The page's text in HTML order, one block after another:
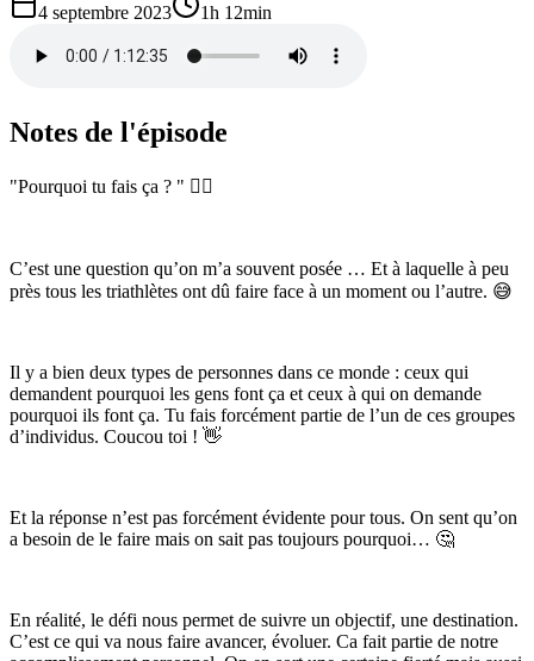
4 septembre 2023 1h 12min
Notes de l'épisode
"Pourquoi tu fais ça ? " 🤷‍♂️
C’est une question qu’on m’a souvent posée … Et à laquelle à peu
près tous les triathlètes ont dû faire face à un moment ou l’autre. 😅
Il y a bien deux types de personnes dans ce monde : ceux qui
demandent pourquoi les gens font ça et ceux à qui on demande
pourquoi ils font ça. Tu fais forcément partie de l’un de ces groupes
d’individus. Coucou toi ! 👋
Et la réponse n’est pas forcément évidente pour tous. On sent qu’on
a besoin de le faire mais on sait pas toujours pourquoi… 🤔
En réalité, le défi nous permet de suivre un objectif, une destination.
C’est ce qui va nous faire avancer, évoluer. Ca fait partie de notre